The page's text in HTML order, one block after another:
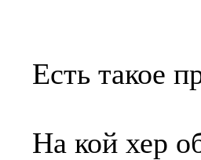
Есть такое
На кой хер